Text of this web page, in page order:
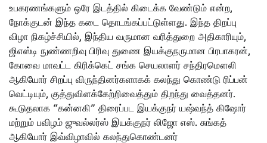
உபகரணங்களும் ஒரே இடத்தில் கிடைக்க வேண்டும் என்ற,
நோக்குடன் இந்த கடை தொடங்கப்பட்டுள்ளது. இந்த திறப்பு
விழா நிகழ்ச்சியில், இந்திய வருமான வரித்துறை அதிகாரியும்,
ஜிஎஸ்டி நுண்ணறிவு பிரிவு துணை இயக்குநருமான பிரபாகரன்,
கோவை மாவட்ட கிரிக்கெட் சங்க செயலாளர் சந்திரமௌலி
ஆகியோர் சிறப்பு விருந்தினர்களாகக் கலந்து கொண்டு ரிப்பன்
வெட்டியும், குத்துவிளக்கேற்றிவைத்தும் திறந்து வைத்தனர்.
கூடுதலாக “கன்னகி” திரைப்பட இயக்குநர் யஷ்வந்த் கிஷோர்
மற்றும் பவிழம் ஜுவல்லர்ஸ் இயக்குநர் லிஜோ எஸ். சுங்கத்
ஆகியோர் இவ்விழாவில் கலந்துகொண்டனர்